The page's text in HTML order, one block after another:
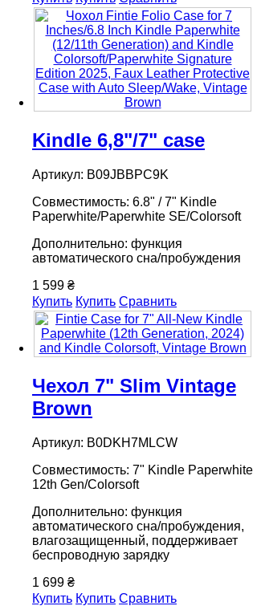
Kindle 6,8"/7" case
Артикул: B09JBBPC9K
Совместимость: 6.8" / 7" Kindle
Paperwhite/Paperwhite SE/Colorsoft
Дополнительно: функция
автоматического сна/пробуждения
1 599 ₴
Купить Купить Сравнить
Чехол 7" Slim Vintage
Brown
Артикул: B0DKH7MLCW
Совместимость: 7" Kindle Paperwhite
12th Gen/Colorsoft
Дополнительно: функция
автоматического сна/пробуждения,
влагозащищенный, поддерживает
беспроводную зарядку
1 699 ₴
Купить Купить Сравнить